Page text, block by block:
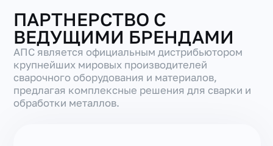
ПАРТНЕРСТВО С
ВЕДУЩИМИ БРЕНДАМИ
АПС является официальным дистрибьютором
крупнейших мировых производителей
сварочного оборудования и материалов,
предлагая комплексные решения для сварки и
обработки металлов.